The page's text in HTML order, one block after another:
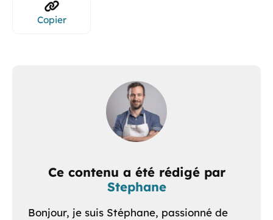
Copier
Ce contenu a été rédigé par
Stephane
Bonjour, je suis Stéphane, passionné de